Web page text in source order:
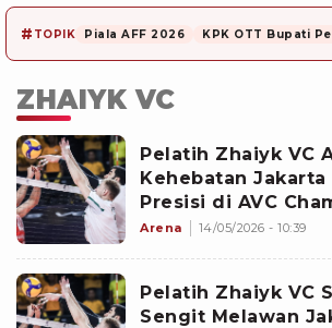
# TOPIK Piala AFF 2026 KPK OTT Bupati
ZHAIYK VC
Pelatih Zhaiyk VC
Kehebatan Jakarta
Presisi di AVC
League 2026
Arena 14/05/2026 - 10:39
Pelatih Zhaiyk VC
Sengit Melawan